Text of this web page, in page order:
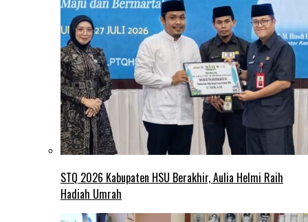
STQ 2026 Kabupaten HSU Berakhir, Aulia Helmi Raih
Hadiah Umrah